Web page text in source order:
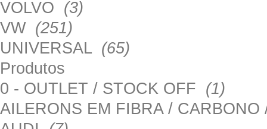
VOLVO (3)
VW (251)
UNIVERSAL (65)
Produtos
0 - OUTLET / STOCK OFF (1)
AILERONS EM FIBRA /